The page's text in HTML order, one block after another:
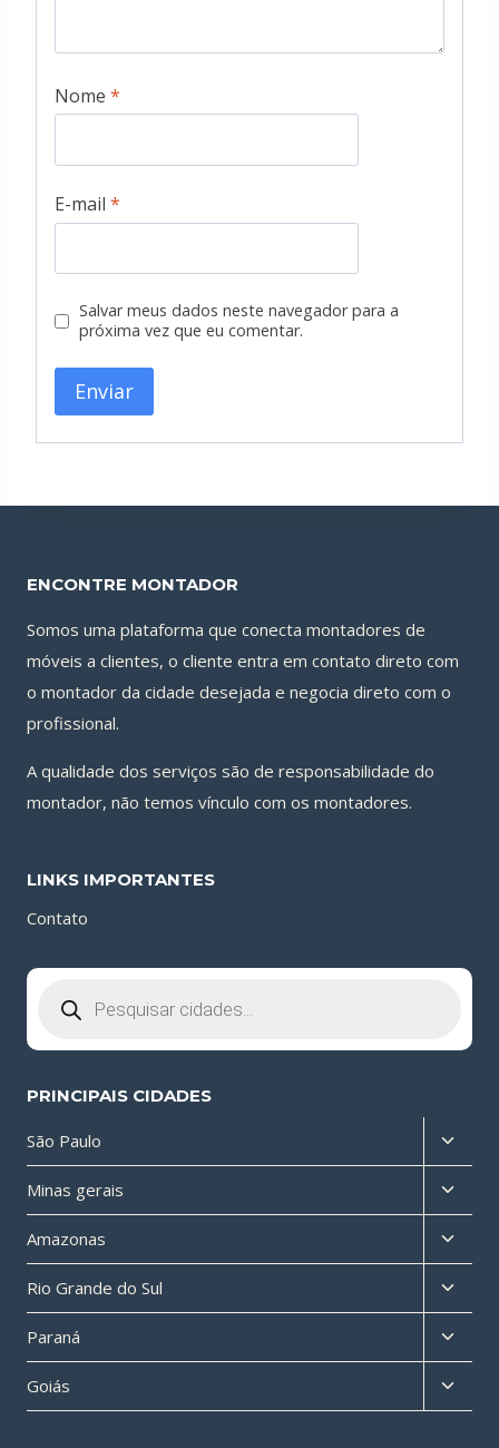
Nome *
E-mail *
Salvar meus dados neste navegador para a
próxima vez que eu comentar.
ENCONTRE MONTADOR
Somos uma plataforma que conecta montadores de
móveis a clientes, o cliente entra em contato direto com
o montador da cidade desejada e negocia direto com o
profissional.
A qualidade dos serviços são de responsabilidade do
montador, não temos vínculo com os montadores.
LINKS IMPORTANTES
Contato
produtos
PRINCIPAIS CIDADES
São Paulo
menu
filho
Minas gerais
menu
filho
Amazonas
menu
filho
Rio Grande do Sul
menu
filho
Paraná
menu
filho
Goiás
menu